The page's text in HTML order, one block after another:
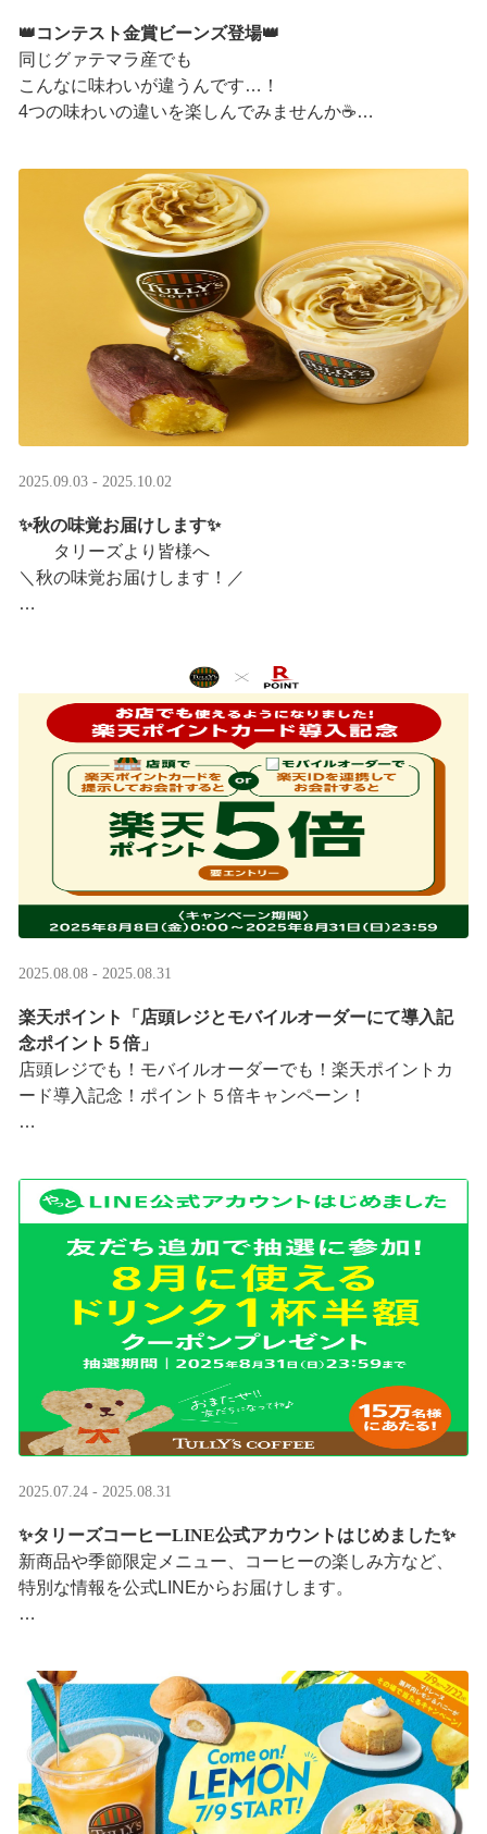
👑コンテスト金賞ビーンズ登場👑
同じグァテマラ産でも
こんなに味わいが違うんです…！
4つの味わいの違いを楽しんでみませんか☕
グァテマラコーヒー体験イベントも実施中▼
2025.09.03 - 2025.10.02
✨秋の味覚お届けします✨
タリーズより皆様へ
＼秋の味覚お届けします！／
実りの秋らしいほっこりフードも続々登場です♪
涼しい店内で一足早い秋の訪 ···
2025.08.08 - 2025.08.31
楽天ポイント「店頭レジとモバイルオーダーにて導入記
念ポイント５倍」
店頭レジでも！モバイルオーダーでも！楽天ポイントカ
ード導入記念！ポイント５倍キャンペーン！
8/8（金）0:00～8/31 ···
2025.07.24 - 2025.08.31
✨タリーズコーヒーLINE公式アカウントはじめました✨
新商品や季節限定メニュー、コーヒーの楽しみ方など、
特別な情報を公式LINEからお届けします。
···